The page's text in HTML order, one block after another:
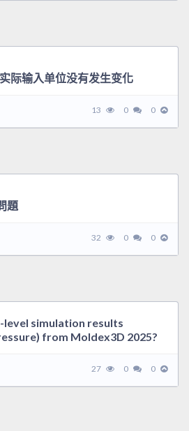
际输入单位没有发生变化
13 0 0
題
32 0 0
simulation results
from Moldex3D 2025?
27 0 0